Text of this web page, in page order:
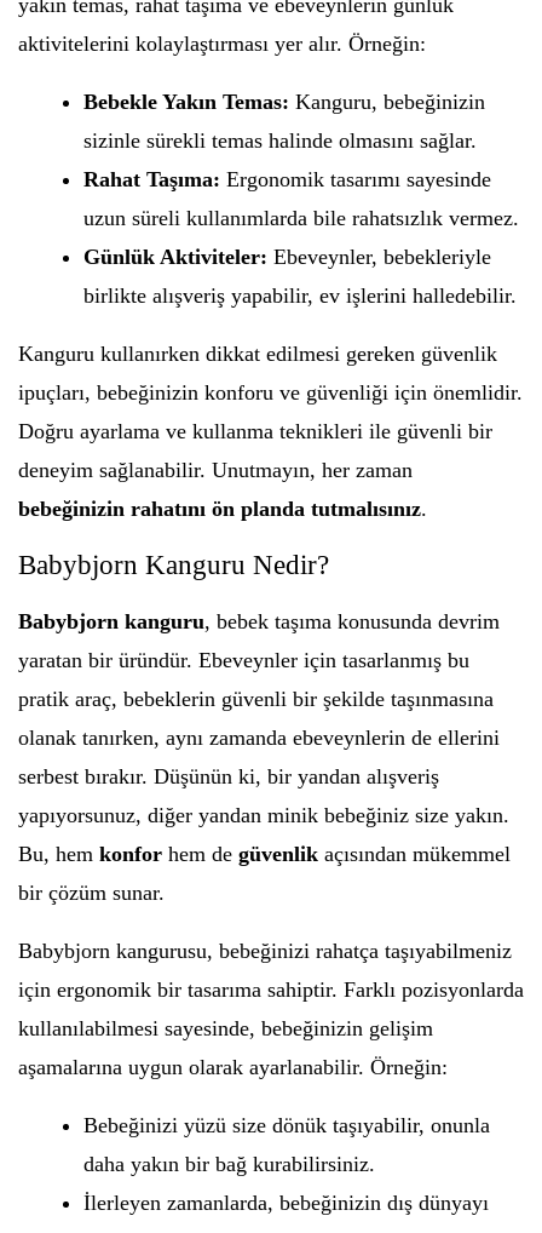
yakın temas, rahat taşıma ve ebeveynlerin günlük
aktivitelerini kolaylaştırması yer alır. Örneğin:
Bebekle Yakın Temas: Kanguru, bebeğinizin
sizinle sürekli temas halinde olmasını sağlar.
Rahat Taşıma: Ergonomik tasarımı sayesinde
uzun süreli kullanımlarda bile rahatsızlık vermez.
Günlük Aktiviteler: Ebeveynler, bebekleriyle
birlikte alışveriş yapabilir, ev işlerini halledebilir.
Kanguru kullanırken dikkat edilmesi gereken güvenlik
ipuçları, bebeğinizin konforu ve güvenliği için önemlidir.
Doğru ayarlama ve kullanma teknikleri ile güvenli bir
deneyim sağlanabilir. Unutmayın, her zaman
bebeğinizin rahatını ön planda tutmalısınız.
Babybjorn Kanguru Nedir?
Babybjorn kanguru, bebek taşıma konusunda devrim
yaratan bir üründür. Ebeveynler için tasarlanmış bu
pratik araç, bebeklerin güvenli bir şekilde taşınmasına
olanak tanırken, aynı zamanda ebeveynlerin de ellerini
serbest bırakır. Düşünün ki, bir yandan alışveriş
yapıyorsunuz, diğer yandan minik bebeğiniz size yakın.
Bu, hem konfor hem de güvenlik açısından mükemmel
bir çözüm sunar.
Babybjorn kangurusu, bebeğinizi rahatça taşıyabilmeniz
için ergonomik bir tasarıma sahiptir. Farklı pozisyonlarda
kullanılabilmesi sayesinde, bebeğinizin gelişim
aşamalarına uygun olarak ayarlanabilir. Örneğin:
Bebeğinizi yüzü size dönük taşıyabilir, onunla
daha yakın bir bağ kurabilirsiniz.
İlerleyen zamanlarda, bebeğinizin dış dünyayı